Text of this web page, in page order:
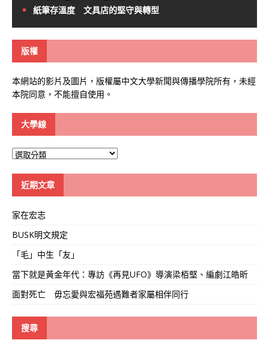
紙筆存溫度 文具店的堅守與轉型
版權
本網站的影片及圖片，版權屬中文大學新聞與傳播學院所有，未經
本院同意，不能擅自使用。
大學線
大
近期文章
家在宏志
BUSK明文規定
「毛」中生「友」
當下就是黃金年代：專訪《再見UFO》導演梁栢堅、編劇江皓昕
面對死亡 毋忘愛與宏福苑遇難者家屬相伴同行
搜尋